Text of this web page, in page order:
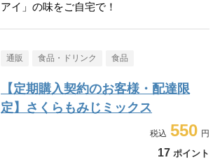
アイ」の味をご自宅で！
通販 食品・ドリンク 食品
【定期購入契約のお客様・配達限
定】さくらもみじミックス
550
17 ポイント